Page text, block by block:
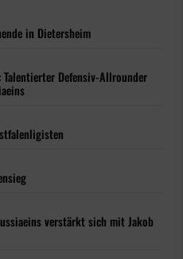
in Dietersheim
Defensiv-Allrounder
verstärkt sich mit Jakob